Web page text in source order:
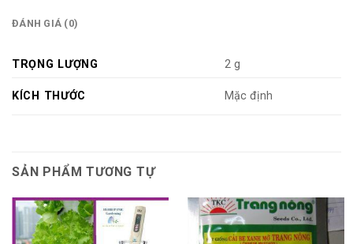
ĐÁNH GIÁ (0)
TRỌNG LƯỢNG 2 g
KÍCH THƯỚC Mặc định
SẢN PHẨM TƯƠNG TỰ